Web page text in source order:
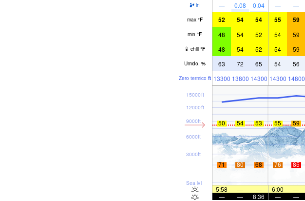
in — 0.08 0.04 — —
max °F 52 54 54 55 59
min °F 48 54 52 54 59
chill °F 48 54 52 54 59
Umido. % 63 72 65 54 56
Zero termico ft 13300 13800 14300 14300 14800
Sea lvl
3000ft
6000ft
9000ft
12000ft
15000ft
50 54 53 55 59
71 80 68 76 85
5:58 — — 6:00 —
—
— 8:36 — —